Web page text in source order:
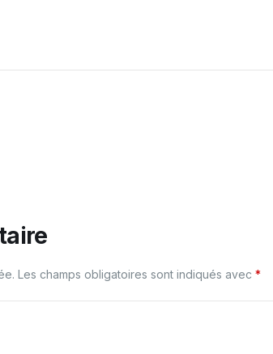
Les champs obligatoires sont indiqués avec *